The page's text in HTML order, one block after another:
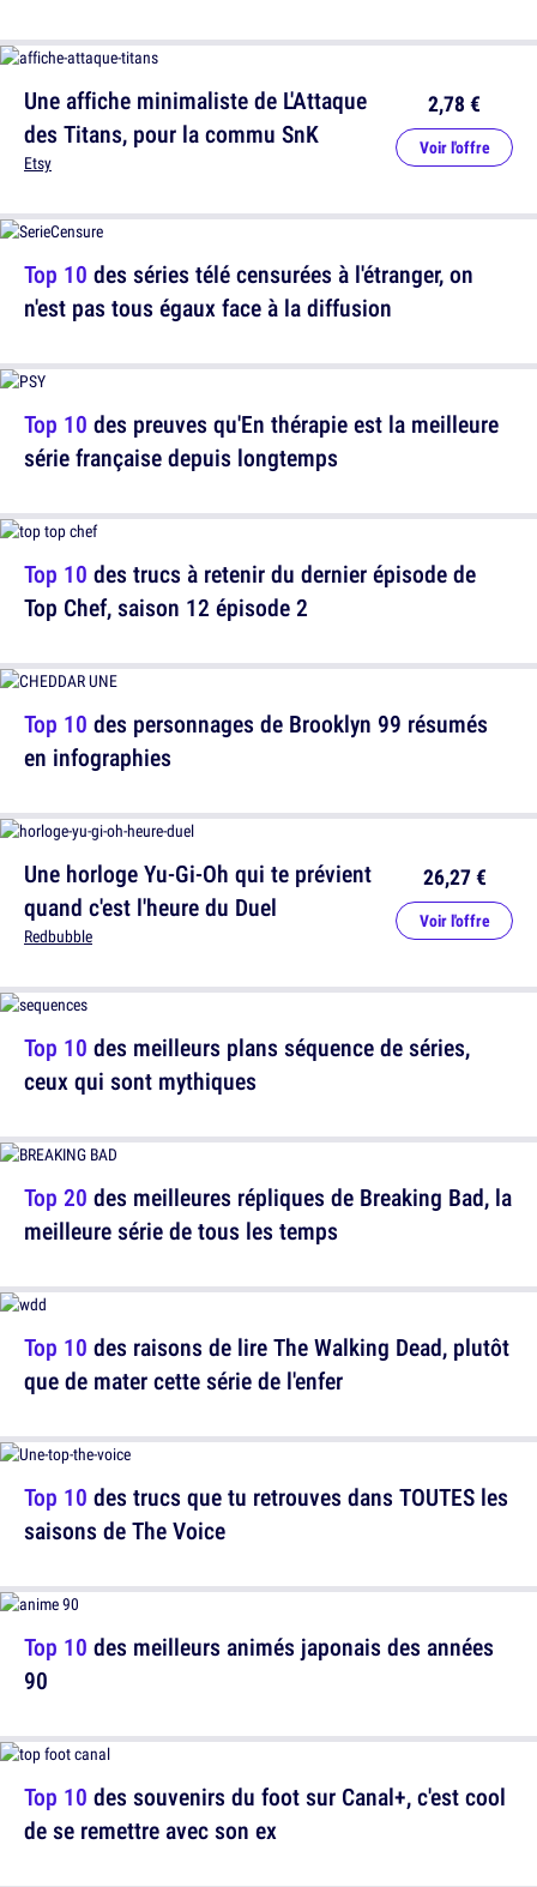
Top 10 des séries télé censurées à l'étranger, on
n'est pas tous égaux face à la diffusion
Top 10 des trucs à retenir du dernier épisode de
Top Chef, saison 12 épisode 2
Une horloge Yu-Gi-Oh qui te prévient
quand c'est l'heure du Duel
Redbubble
26,27 €
Voir l'offre
Top 20 des meilleures répliques de Breaking Bad, la
meilleure série de tous les temps
Top 10 des trucs que tu retrouves dans TOUTES les
saisons de The Voice
Top 10 des souvenirs du foot sur Canal+, c'est cool
de se remettre avec son ex
Une affiche minimaliste de L'Attaque
des Titans, pour la commu SnK
Etsy
2,78 €
Voir l'offre
Top 10 des preuves qu'En thérapie est la meilleure
série française depuis longtemps
Top 10 des personnages de Brooklyn 99 résumés
en infographies
Top 10 des meilleurs plans séquence de séries,
ceux qui sont mythiques
Top 10 des raisons de lire The Walking Dead, plutôt
que de mater cette série de l'enfer
Top 10 des meilleurs animés japonais des années
90